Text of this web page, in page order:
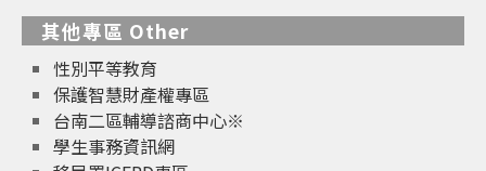
其他專區 Other
性別平等教育
保護智慧財產權專區
台南二區輔導諮商中心※
學生事務資訊網